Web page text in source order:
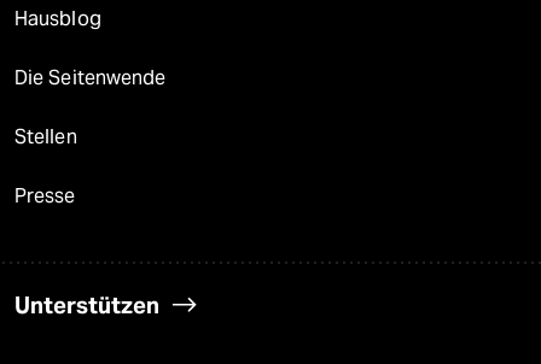
Hausblog
Die Seitenwende
Stellen
Presse
Unterstützen